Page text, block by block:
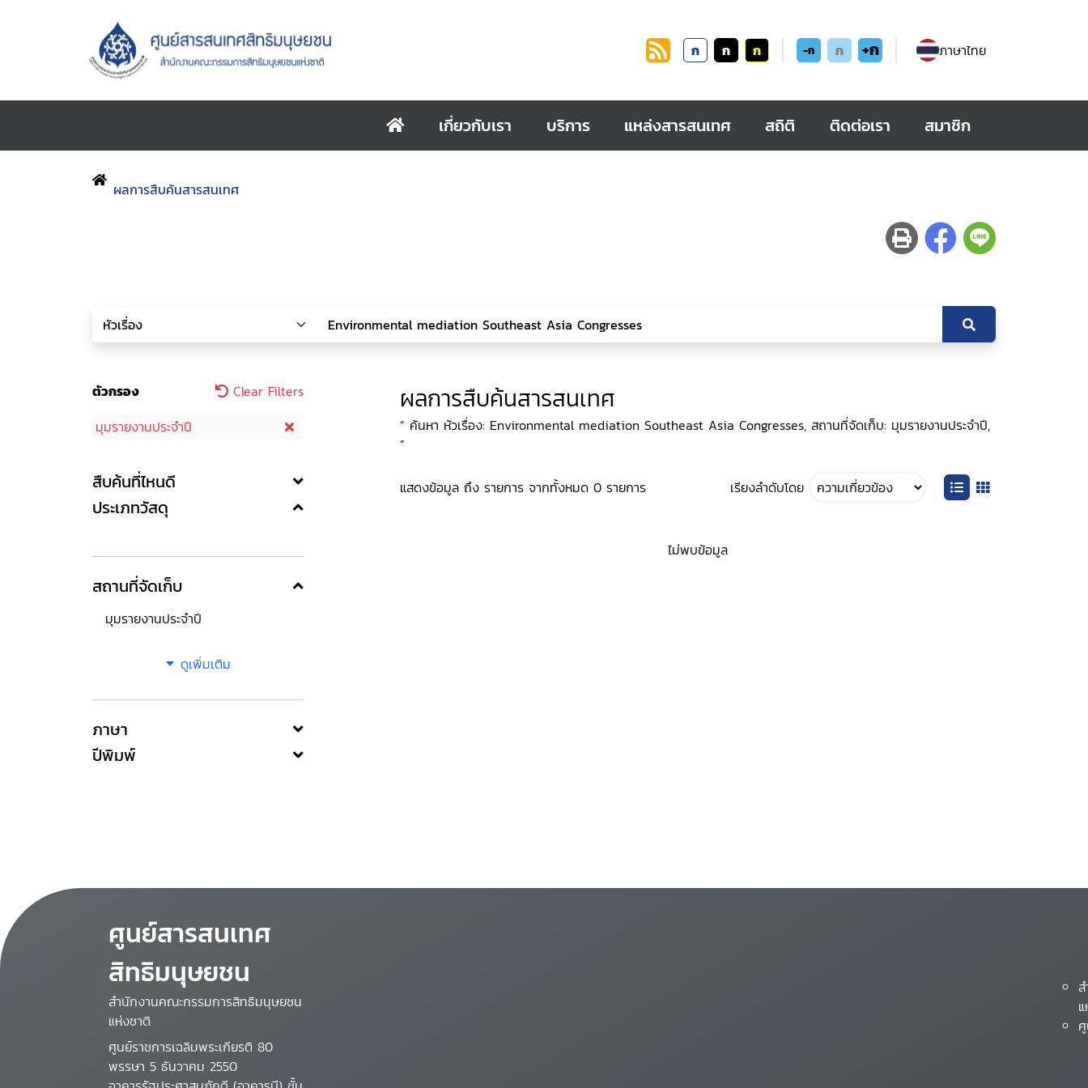
ก ก ก -ก ก +ก ภาษาไทย
เกี่ยวกับเรา บริการ แหล่งสารสนเทศ สถิติ ติดต่อเรา สมาชิก
ผลการสืบค้นสารสนเทศ
ตัวกรอง
Clear Filters
มุมรายงานประจำปี
สืบค้นที่ไหนดี
ประเภทวัสดุ
สถานที่จัดเก็บ
มุมรายงานประจำปี
ดูเพิ่มเติม
ภาษา
ปีพิมพ์
ผลการสืบค้นสารสนเทศ
“ ค้นหา หัวเรื่อง: Environmental mediation Southeast Asia Congresses, สถานที่จัดเก็บ: มุมรายงานประจำปี,
”
แสดงข้อมูล ถึง รายการ จากทั้งหมด 0 รายการ เรียงลำดับโดย
ไม่พบข้อมูล
ศูนย์สารสนเทศ
สิทธิมนุษยชน
สำนักงานคณะกรรมการสิทธิมนุษยชน
แห่งชาติ
ศูนย์ราชการเฉลิมพระเกียรติ 80
พรรษา 5 ธันวาคม 2550